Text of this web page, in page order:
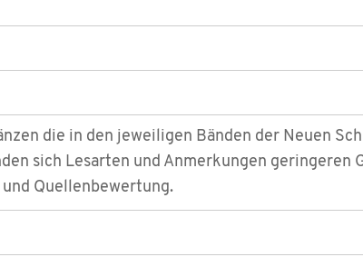
die in den jeweiligen Bänden der Neuen
sich Lesarten und Anmerkungen geringeren
Quellenbewertung.